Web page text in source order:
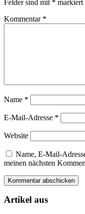
Felder sind mit * markiert
Kommentar *
Name *
E-Mail-Adresse *
Website
Name, E-Mail-
meinen nächsten
Artikel aus